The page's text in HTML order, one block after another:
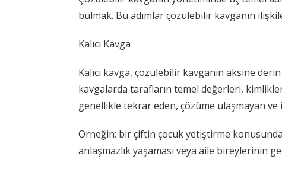
bulmak. Bu adımlar çözülebilir kavganın
Kalıcı Kavga
Kalıcı kavga, çözülebilir kavganın aksine
kavgalarda tarafların temel değerleri,
genellikle tekrar eden, çözüme ulaşmayan
Örneğin; bir çiftin çocuk yetiştirme
anlaşmazlık yaşaması veya aile bireylerinin